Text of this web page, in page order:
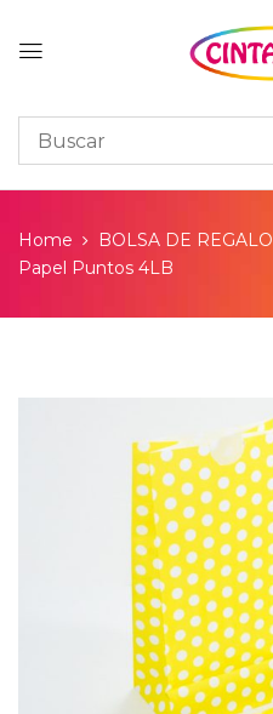
Home BOLSA DE REGALO
Papel Puntos 4LB